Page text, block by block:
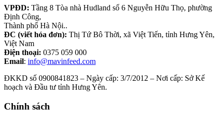
VPĐD: Tầng 8 Tòa nhà Hudland số 6 Nguyễn Hữu Thọ, phường
Định Công,
Thành phố Hà Nội..
ĐC (viết hóa đơn): Thị Tứ Bô Thời, xã Việt Tiến, tỉnh Hưng Yên,
Việt Nam
Điện thoại: 0375 059 000
Email: info@mavinfeed.com
ĐKKD số 0900841823 – Ngày cấp: 3/7/2012 – Nơi cấp: Sở Kế
hoạch và Đầu tư tỉnh Hưng Yên.
Chính sách